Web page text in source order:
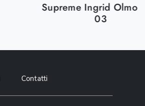
Supreme Ingrid Olmo
03
Contatti